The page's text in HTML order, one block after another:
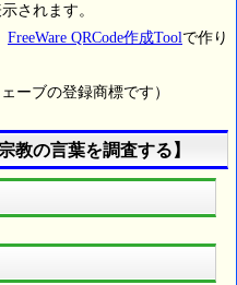
されます。
FreeWare QRCode作成Toolで作り
ーブの登録商標です）
教の言葉を調査する】